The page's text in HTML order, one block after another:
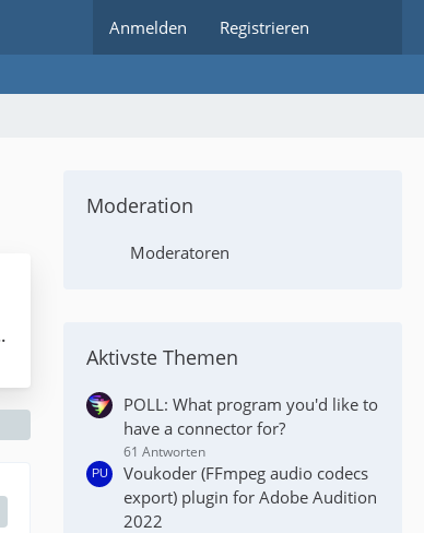
Anmelden Registrieren
Moderation
Moderatoren
Aktivste Themen
POLL: What program you'd like to
have a connector for?
61 Antworten
Voukoder (FFmpeg audio codecs
export) plugin for Adobe Audition
2022